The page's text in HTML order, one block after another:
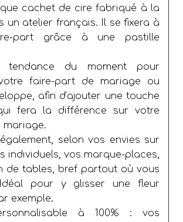
cachet de cire fabriqué à la
un atelier français. Il se fixera à
part grâce à une pastille
tendance du moment pour
faire-part de mariage ou
afin d’ajouter une touche
fera la différence sur votre
mariage.
selon vos envies sur
individuels, vos marque-places,
de tables, bref partout où vous
pour y glisser une fleur
exemple.
à 100% : vos